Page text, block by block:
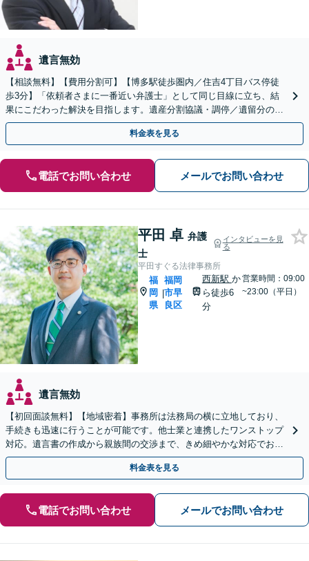
遺言無効
【相談無料】【費用分割可】【博多駅徒歩圏内／住吉4丁目バス停徒
歩3分】「依頼者さまに一番近い弁護士」として同じ目線に立ち、結
果にこだわった解決を目指します。遺産分割協議・調停／遺留分の侵
害／遺言書の作成／遺産の調査など
料金表を見る
電話でお問い合わせ メールでお問い合わせ
平田 卓 弁護
士
インタビューを見
る
平田すぐる法律事務所
福
岡
県
|
福岡
市早
良区
西新駅 か
ら徒歩6
分
営業時間：09:00
~23:00（平日）
遺言無効
【初回面談無料】【地域密着】事務所は法務局の横に立地しており、
手続きも迅速に行うことが可能です。他士業と連携したワンストップ
対応。遺言書の作成から親族間の交渉まで、きめ細やかな対応でお手
伝いいたします。【メール24時間受付】
料金表を見る
電話でお問い合わせ メールでお問い合わせ